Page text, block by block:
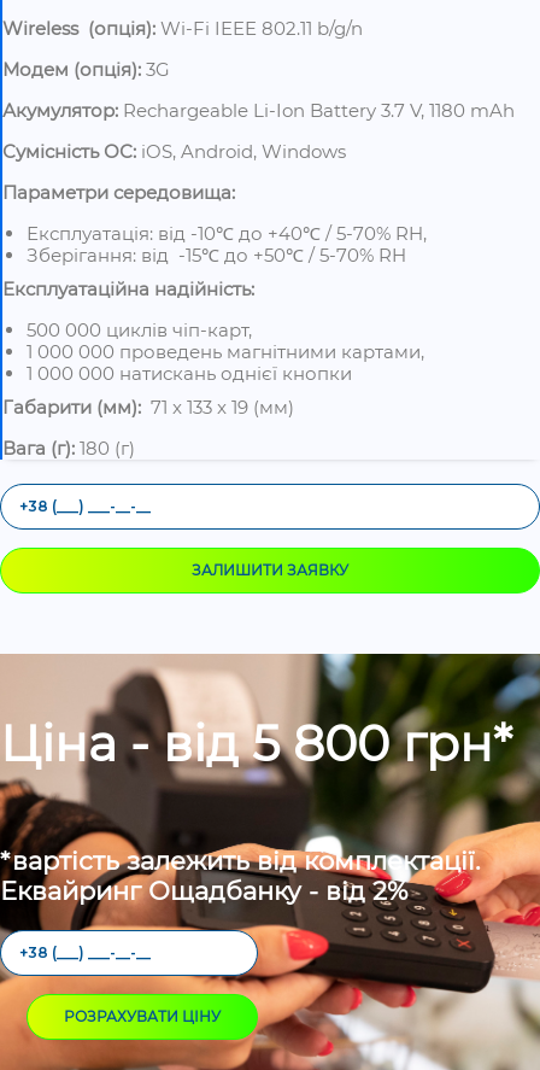
Wireless (опція): Wi-Fi IEEE 802.11 b/g/n
Модем (опція): 3G
Акумулятор: Rechargeable Li-Ion Battery 3.7 V, 1180 mAh
Сумісність ОС: iOS, Android, Windows
Параметри середовища:
Експлуатація: від -10℃ до +40℃ / 5-70% RH,
Зберігання: від -15℃ до +50℃ / 5-70% RH
Експлуатаційна надійність:
500 000 циклів чіп-карт,
1 000 000 проведень магнітними картами,
1 000 000 натискань однієї кнопки
Габарити (мм): 71 x 133 x 19 (мм)
Вага (г): 180 (г)
ЗАЛИШИТИ ЗАЯВКУ
Ціна - від 5 800 грн*
*вартість залежить від комплектації.
Еквайринг Ощадбанку - від 2%
РОЗРАХУВАТИ ЦІНУ